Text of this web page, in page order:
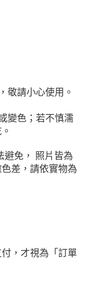
敬請小心使用。
變色；若不慎濡
避免， 照片皆為
差，請依實物為
，才視為「訂單